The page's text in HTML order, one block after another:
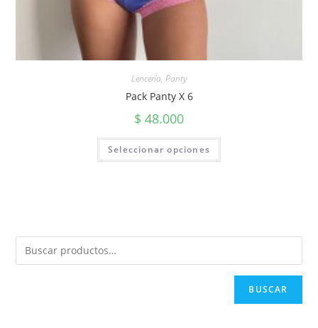
Lencería, Panty
Pack Panty X 6
$ 48.000
Seleccionar opciones
BUSCAR